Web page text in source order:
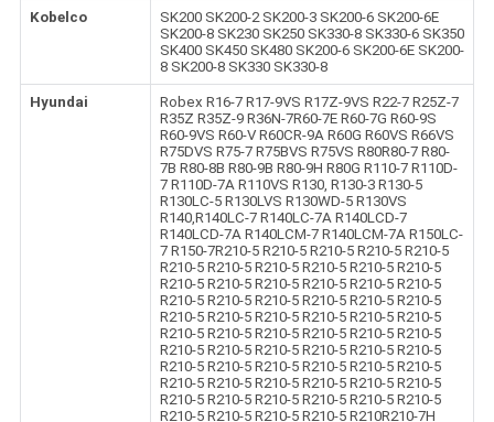
Kobelco
SK200 SK200-2 SK200-3 SK200-6 SK200-6E
SK200-8 SK230 SK250 SK330-8 SK330-6 SK350
SK400 SK450 SK480 SK200-6 SK200-6E SK200-
8 SK200-8 SK330 SK330-8
Hyundai
Robex R16-7 R17-9VS R17Z-9VS R22-7 R25Z-7
R35Z R35Z-9 R36N-7R60-7E R60-7G R60-9S
R60-9VS R60-V R60CR-9A R60G R60VS R66VS
R75DVS R75-7 R75BVS R75VS R80R80-7 R80-
7B R80-8B R80-9B R80-9H R80G R110-7 R110D-
7 R110D-7A R110VS R130, R130-3 R130-5
R130LC-5 R130LVS R130WD-5 R130VS
R140,R140LC-7 R140LC-7A R140LCD-7
R140LCD-7A R140LCM-7 R140LCM-7A R150LC-
7 R150-7R210-5 R210-5 R210-5 R210-5 R210-5
R210-5 R210-5 R210-5 R210-5 R210-5 R210-5
R210-5 R210-5 R210-5 R210-5 R210-5 R210-5
R210-5 R210-5 R210-5 R210-5 R210-5 R210-5
R210-5 R210-5 R210-5 R210-5 R210-5 R210-5
R210-5 R210-5 R210-5 R210-5 R210-5 R210-5
R210-5 R210-5 R210-5 R210-5 R210-5 R210-5
R210-5 R210-5 R210-5 R210-5 R210-5 R210-5
R210-5 R210-5 R210-5 R210-5 R210-5 R210-5
R210-5 R210-5 R210-5 R210-5 R210-5 R210-5
R210-5 R210-5 R210-5 R210-5 R210R210-7H